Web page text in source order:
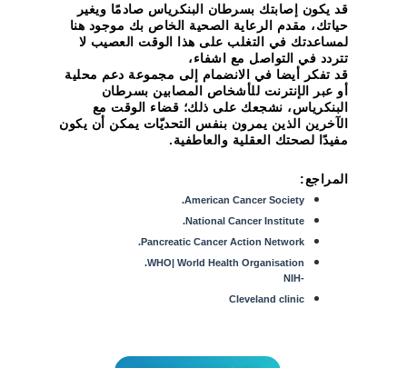
قد يكون إصابتك بسرطان البنكرياس صادمًا ويغير
حياتك، مقدم الرعاية الصحية الخاص بك موجود هنا
لمساعدتك في التغلب على هذا الوقت العصيب لا
تتردد في التواصل مع اشفاء،
قد تفكر أيضا في الانضمام إلى مجموعة دعم محلية
أو عبر الإنترنت للأشخاص المصابين بسرطان
البنكرياس، نشجعك على ذلك؛ قضاء الوقت مع
الآخرين الذين يمرون بنفس التحديّات يمكن أن يكون
مفيدًا لصحتك العقلية والعاطفية.
المراجع:
American Cancer Society.
National Cancer Institute.
Pancreatic Cancer Action Network.
WHO| World Health Organisation.
-NIH
Cleveland clinic